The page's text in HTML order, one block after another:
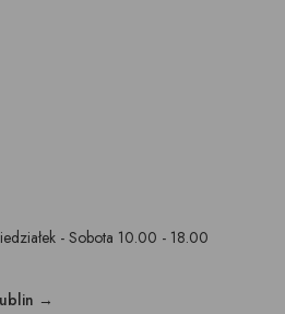
- Sobota 10.00 - 18.00
→